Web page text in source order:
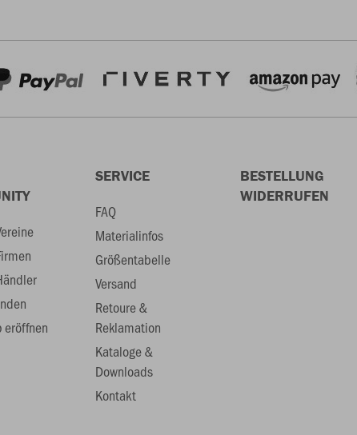
eröffnen
SERVICE
FAQ
Materialinfos
Größentabelle
Versand
Retoure &
Reklamation
Kataloge &
Downloads
Kontakt
BESTELLUNG
WIDERRUFEN